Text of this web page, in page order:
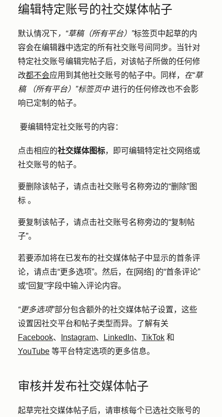
编辑特定账号的社交媒体帖子
默认情况下，“草稿（所有平台）”标签页中起草的内
容会在编辑器中选定的所有社交账号间同步。当针对
特定社交账号编辑完帖子后，对该帖子所做的任何修
改都不会应用到其他社交账号的帖子中。同样， 在“草
稿
（所有平台）”标签页中进行的任何修改也不会影
响已定制的帖子。
要编辑特定社交账号的内容：
点击相应的社交媒体图标，即可编辑特定社交网络或
社交账号的帖子。
要删除该帖子，请点击社交账号名称旁边的“删除”图
标 。
要复制该帖子，请点击社交账号名称旁边的“复制帖
子”。
若要添加将在已发布的社交媒体帖子中显示的首条评
论，请点击“更多选项”。然后，在[网络] 的“首条评论”
或“回复”字段中输入评论内容。
“更多选项”部分包含额外的社交媒体帖子设置，这些
设置因社交平台和帖子类型而异。了解有关
Facebook、 Instagram、 LinkedIn、 TikTok 和
YouTube 等平台特定选项的更多信息。
审核并发布社交媒体帖子
起草完社交媒体帖子后，请审核每个已选社交账号的